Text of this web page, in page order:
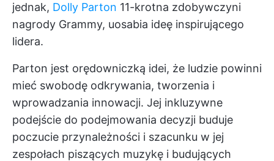
jednak, Dolly Parton 11-krotna zdobywczyni
nagrody Grammy, uosabia ideę inspirującego
lidera.
Parton jest orędowniczką idei, że ludzie powinni
mieć swobodę odkrywania, tworzenia i
wprowadzania innowacji. Jej inkluzywne
podejście do podejmowania decyzji buduje
poczucie przynależności i szacunku w jej
zespołach piszących muzykę i budujących